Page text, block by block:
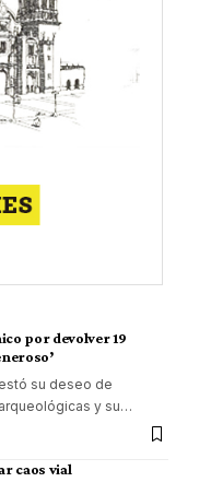
por devolver 19
su deseo de
y su…
caos vial